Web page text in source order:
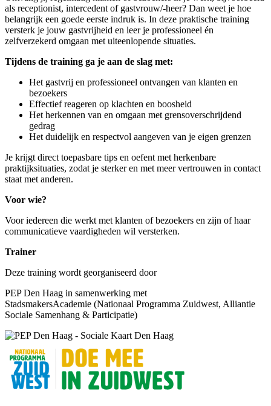
als receptionist, intercedent of gastvrouw/-heer? Dan weet je hoe
belangrijk een goede eerste indruk is. In deze praktische training
versterk je jouw gastvrijheid en leer je professioneel én
zelfverzekerd omgaan met uiteenlopende situaties.
Tijdens de training ga je aan de slag met:
Het gastvrij en professioneel ontvangen van klanten en
bezoekers
Effectief reageren op klachten en boosheid
Het herkennen van en omgaan met grensoverschrijdend
gedrag
Het duidelijk en respectvol aangeven van je eigen grenzen
Je krijgt direct toepasbare tips en oefent met herkenbare
praktijksituaties, zodat je sterker en met meer vertrouwen in contact
staat met anderen.
Voor wie?
Voor iedereen die werkt met klanten of bezoekers en zijn of haar
communicatieve vaardigheden wil versterken.
Trainer
Deze training wordt georganiseerd door
PEP Den Haag in samenwerking met
StadsmakersAcademie (Nationaal Programma Zuidwest, Alliantie
Sociale Samenhang & Participatie)